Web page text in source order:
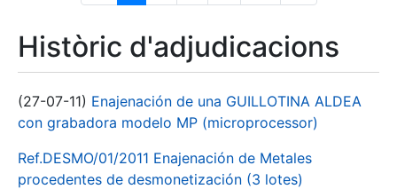
Històric d'adjudicacions
(27-07-11) Enajenación de una GUILLOTINA ALDEA
con grabadora modelo MP (microprocessor)
Ref.DESMO/01/2011 Enajenación de Metales
procedentes de desmonetización (3 lotes)